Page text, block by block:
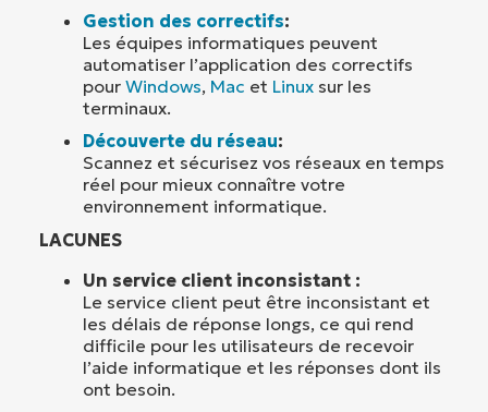
Gestion des correctifs:
Les équipes informatiques peuvent
automatiser l’application des correctifs
pour Windows, Mac et Linux sur les
terminaux.
Découverte du réseau:
Scannez et sécurisez vos réseaux en temps
réel pour mieux connaître votre
environnement informatique.
LACUNES
Un service client inconsistant :
Le service client peut être inconsistant et
les délais de réponse longs, ce qui rend
difficile pour les utilisateurs de recevoir
l’aide informatique et les réponses dont ils
ont besoin.